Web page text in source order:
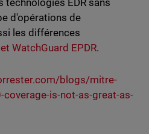
technologies EDR sans
d'opérations de
les différences
WatchGuard EPDR.
blogs/mitre-
is-not-as-great-as-